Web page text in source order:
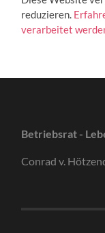
reduzieren.
verarbeitet
Betriebsrat -
Conrad v.